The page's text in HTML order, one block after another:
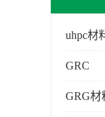
uhpc材
GRC
GRG材